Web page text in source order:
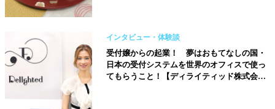
インタビュー・体験談
受付嬢からの起業！ 夢はおもてなしの国・
日本の受付システムを世界のオフィスで使っ
てもらうこと！【ディライティッド株式会社